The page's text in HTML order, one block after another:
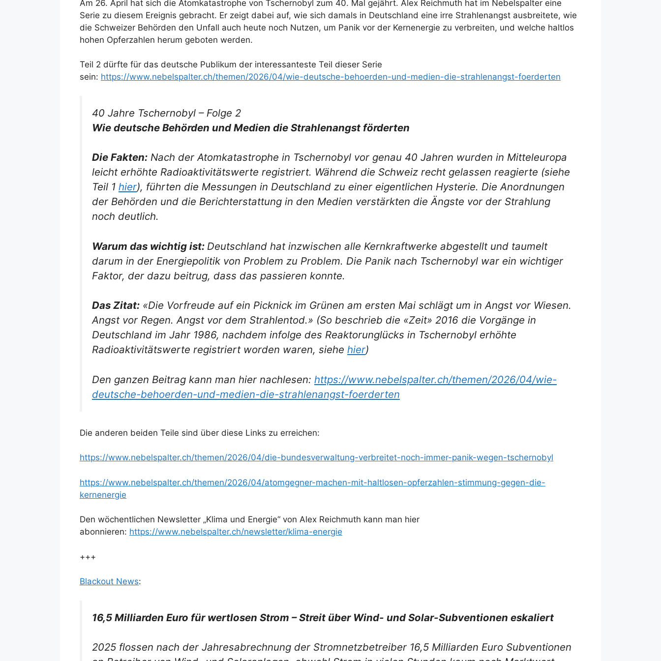
Am 26. April hat sich die Atomkatastrophe von Tschernobyl zum 40. Mal gejährt. Alex Reichmuth hat im Nebelspalter eine
Serie zu diesem Ereignis gebracht. Er zeigt dabei auf, wie sich damals in Deutschland eine irre Strahlenangst ausbreitete, wie
die Schweizer Behörden den Unfall auch heute noch Nutzen, um Panik vor der Kernenergie zu verbreiten, und welche haltlos
hohen Opferzahlen herum geboten werden.
Teil 2 dürfte für das deutsche Publikum der interessanteste Teil dieser Serie
sein: https://www.nebelspalter.ch/themen/2026/04/wie-deutsche-behoerden-und-medien-die-strahlenangst-foerderten
40 Jahre Tschernobyl – Folge 2
Wie deutsche Behörden und Medien die Strahlenangst förderten
Die Fakten: Nach der Atomkatastrophe in Tschernobyl vor genau 40 Jahren wurden in Mitteleuropa
leicht erhöhte Radioaktivitätswerte registriert. Während die Schweiz recht gelassen reagierte (siehe
Teil 1 hier), führten die Messungen in Deutschland zu einer eigentlichen Hysterie. Die Anordnungen
der Behörden und die Berichterstattung in den Medien verstärkten die Ängste vor der Strahlung
noch deutlich.
Warum das wichtig ist: Deutschland hat inzwischen alle Kernkraftwerke abgestellt und taumelt
darum in der Energiepolitik von Problem zu Problem. Die Panik nach Tschernobyl war ein wichtiger
Faktor, der dazu beitrug, dass das passieren konnte.
Das Zitat: «Die Vorfreude auf ein Picknick im Grünen am ersten Mai schlägt um in Angst vor Wiesen.
Angst vor Regen. Angst vor dem Strahlentod.» (So beschrieb die «Zeit» 2016 die Vorgänge in
Deutschland im Jahr 1986, nachdem infolge des Reaktorunglücks in Tschernobyl erhöhte
Radioaktivitätswerte registriert worden waren, siehe hier)
Den ganzen Beitrag kann man hier nachlesen: https://www.nebelspalter.ch/themen/2026/04/wie-
deutsche-behoerden-und-medien-die-strahlenangst-foerderten
Die anderen beiden Teile sind über diese Links zu erreichen:
https://www.nebelspalter.ch/themen/2026/04/die-bundesverwaltung-verbreitet-noch-immer-panik-wegen-tschernobyl
https://www.nebelspalter.ch/themen/2026/04/atomgegner-machen-mit-haltlosen-opferzahlen-stimmung-gegen-die-
kernenergie
Den wöchentlichen Newsletter „Klima und Energie“ von Alex Reichmuth kann man hier
abonnieren: https://www.nebelspalter.ch/newsletter/klima-energie
+++
Blackout News:
16,5 Milliarden Euro für wertlosen Strom – Streit über Wind- und Solar-Subventionen eskaliert
2025 flossen nach der Jahresabrechnung der Stromnetzbetreiber 16,5 Milliarden Euro Subventionen